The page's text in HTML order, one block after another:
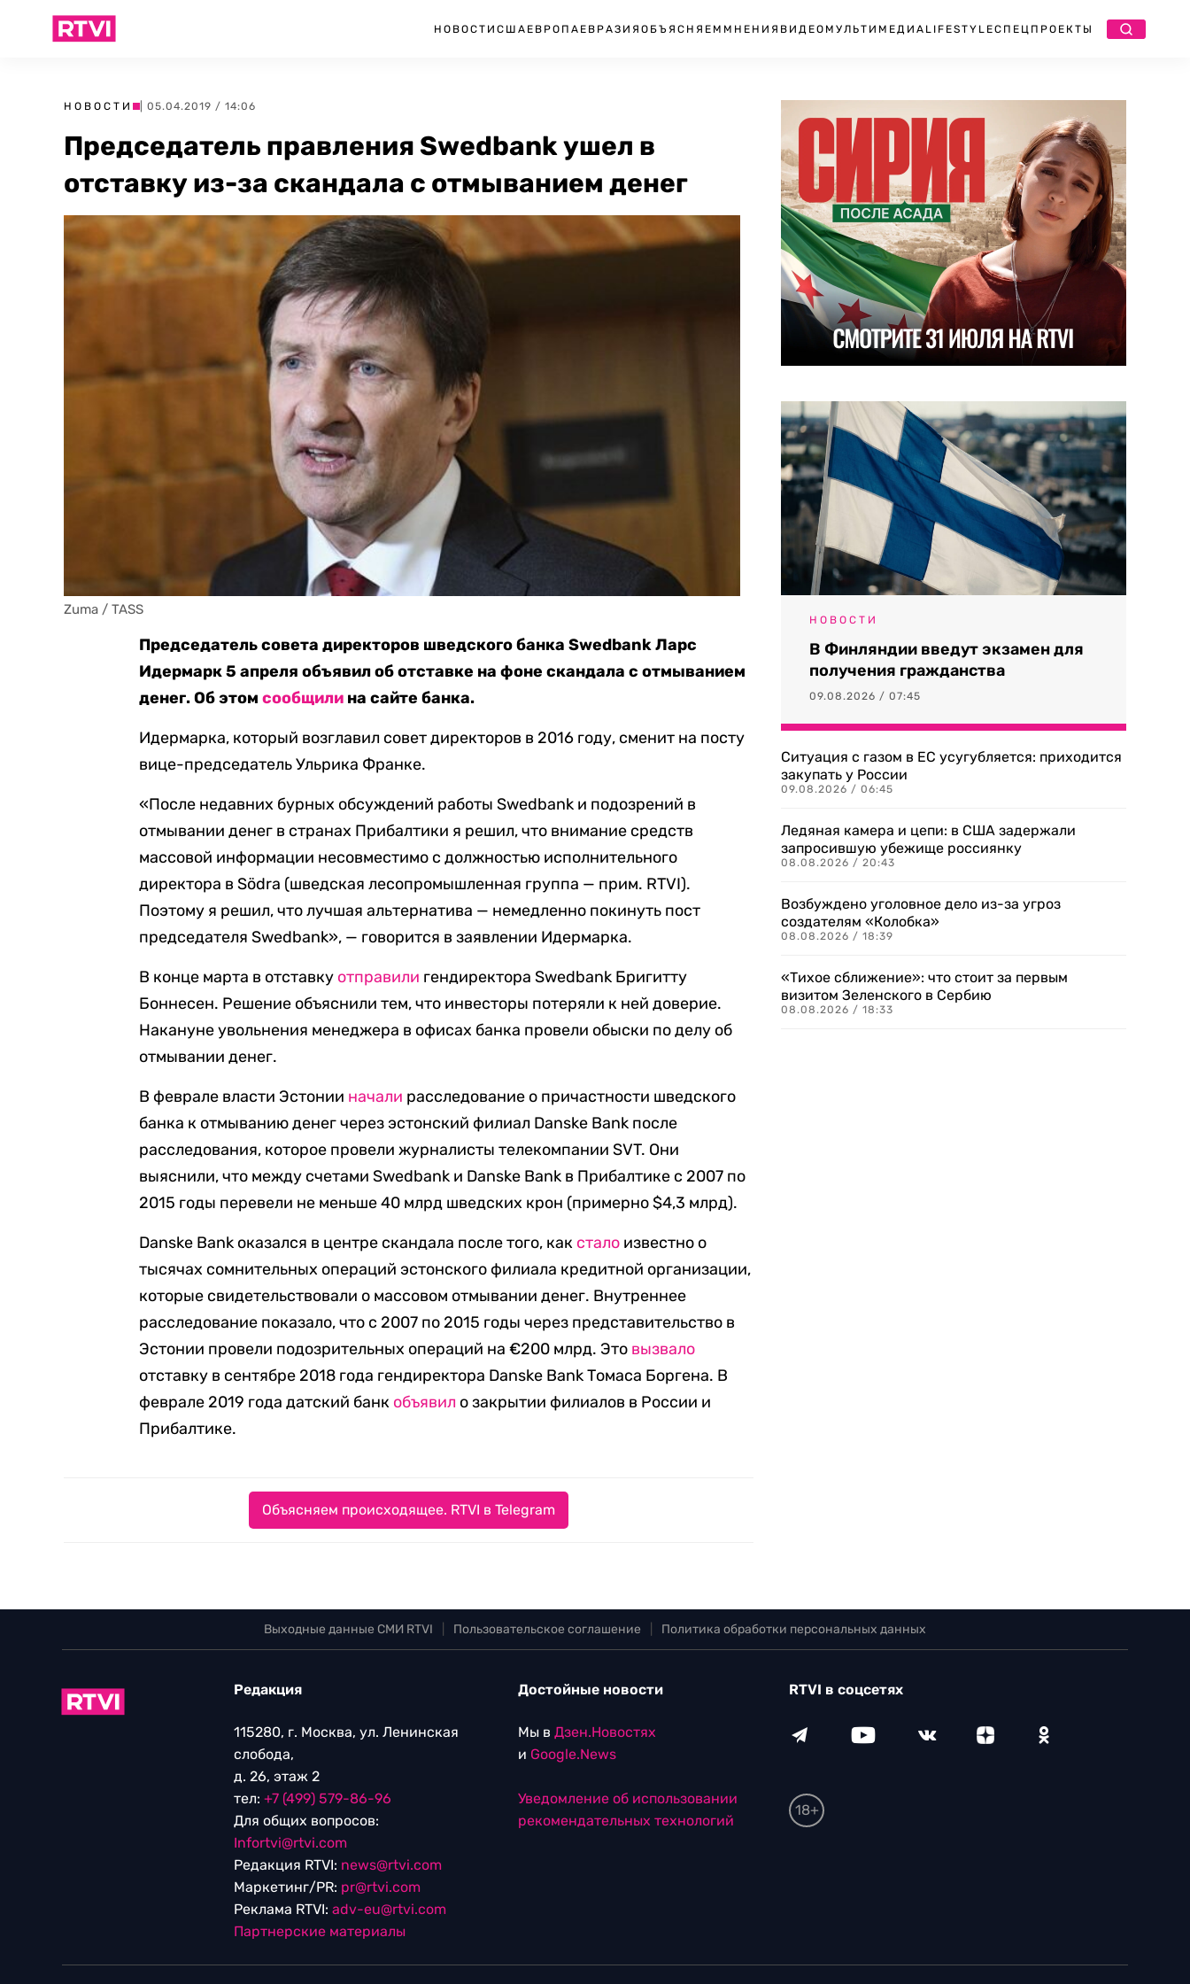
НОВОСТИ США ЕВРОПА ЕВРАЗИЯ ОБЪЯСНЯЕМ МНЕНИЯ ВИДЕО МУЛЬТИМЕДИА LIFESTYLEСПЕЦПРОЕКТЫ
НОВОСТИ | 05.04.2019 / 14:06
Председатель правления Swedbank ушел в
отставку из-за скандала с отмыванием денег
Zuma / TASS
Председатель совета директоров шведского банка Swedbank Ларс
Идермарк 5 апреля объявил об отставке на фоне скандала с отмыванием
денег. Об этомсообщили на сайте банка.
Идермарка, который возглавил совет директоров в 2016 году, сменит на посту
вице-председатель Ульрика Франке.
«После недавних бурных обсуждений работы Swedbank и подозрений в
отмывании денег в странах Прибалтики я решил, что внимание средств
массовой информации несовместимо с должностью исполнительного
директора в Södra (шведская лесопромышленная группа — прим. RTVI).
Поэтому я решил, что лучшая альтернатива — немедленно покинуть пост
председателя Swedbank», — говорится в заявлении Идермарка.
В конце марта в отставку отправили гендиректора Swedbank Бригитту
Боннесен. Решение объяснили тем, что инвесторы потеряли к ней доверие.
Накануне увольнения менеджера в офисах банка провели обыски по делу об
отмывании денег.
В феврале власти Эстонии начали расследование о причастности шведского
банка к отмыванию денег через эстонский филиал Danske Bank после
расследования, которое провели журналисты телекомпании SVT. Они
выяснили, что между счетами Swedbank и Danske Bank в Прибалтике с 2007 по
2015 годы перевели не меньше 40 млрд шведских крон (примерно $4,3 млрд).
Danske Bank оказался в центре скандала после того, как стало известно о
тысячах сомнительных операций эстонского филиала кредитной организации,
которые свидетельствовали о массовом отмывании денег. Внутреннее
расследование показало, что с 2007 по 2015 годы через представительство в
Эстонии провели подозрительных операций на €200 млрд. Это вызвало
отставку в сентябре 2018 года гендиректора Danske Bank Томаса Боргена. В
феврале 2019 года датский банк объявил о закрытии филиалов в России и
Прибалтике.
Объясняем происходящее. RTVI в Telegram
НОВОСТИ
В Финляндии введут экзамен для
получения гражданства
09.08.2026 / 07:45
Ситуация с газом в ЕС усугубляется: приходится
закупать у России
09.08.2026 / 06:45
Ледяная камера и цепи: в США задержали
запросившую убежище россиянку
08.08.2026 / 20:43
Возбуждено уголовное дело из-за угроз
создателям «Колобка»
08.08.2026 / 18:39
«Тихое сближение»: что стоит за первым
визитом Зеленского в Сербию
08.08.2026 / 18:33
Выходные данные СМИ RTVI Пользовательское соглашение Политика обработки персональных данных
Редакция
115280, г. Москва, ул. Ленинская
слобода,
д. 26, этаж 2
тел: +7 (499) 579-86-96
Для общих вопросов:
Infortvi@rtvi.com
Редакция RTVI: news@rtvi.com
Маркетинг/PR: pr@rtvi.com
Реклама RTVI: adv-eu@rtvi.com
Партнерские материалы
Достойные новости
Мы в Дзен.Новостях
и Google.News
Уведомление об использовании
рекомендательных технологий
RTVI в соцсетях
18+